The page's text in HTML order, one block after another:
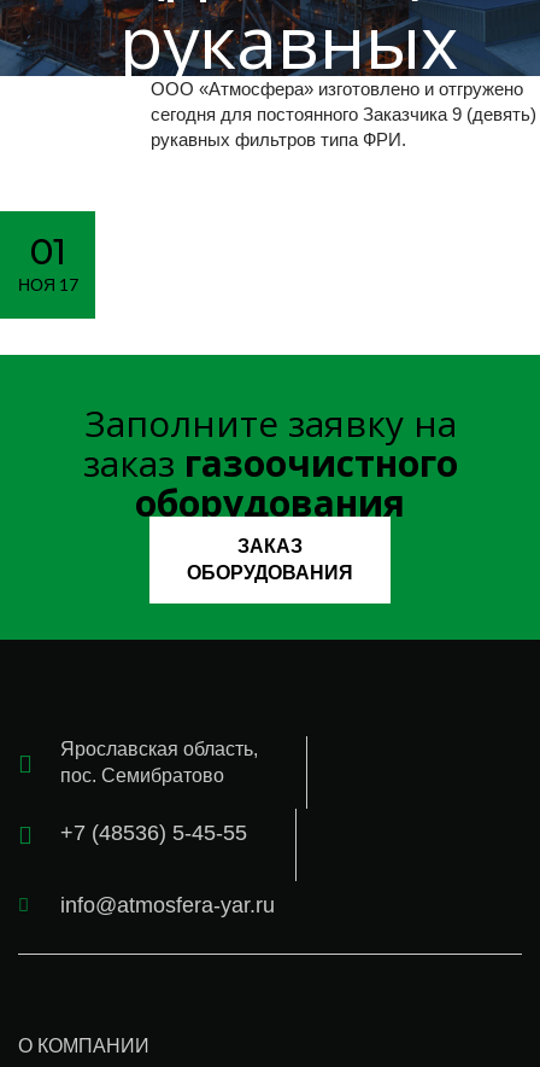
рукавных
фильтров
Главная
01
НОЯ 17
ООО «Атмосфера» изготовлено и отгружено
сегодня для постоянного Заказчика 9 (девять)
рукавных фильтров типа ФРИ.
Заполните заявку на
заказ газоочистного
оборудования
ЗАКАЗ
ОБОРУДОВАНИЯ
Ярославская область,
пос. Семибратово
+7 (48536) 5-45-55
info@atmosfera-yar.ru
О КОМПАНИИ